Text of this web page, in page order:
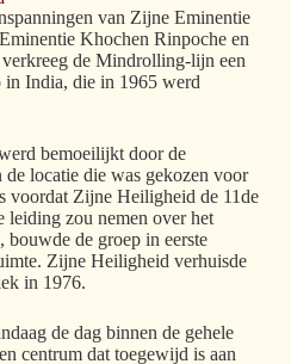
van Zijne Eminentie
Khochen Rinpoche en
de Mindrolling-lijn een
in India, die in 1965 werd
bemoeilijkt door de
locatie die was gekozen voor
voordat Zijne Heiligheid de 11de
zou nemen over het
de groep in eerste
Zijne Heiligheid verhuisde
in 1976.
de dag binnen de gehele
centrum dat toegewijd is aan